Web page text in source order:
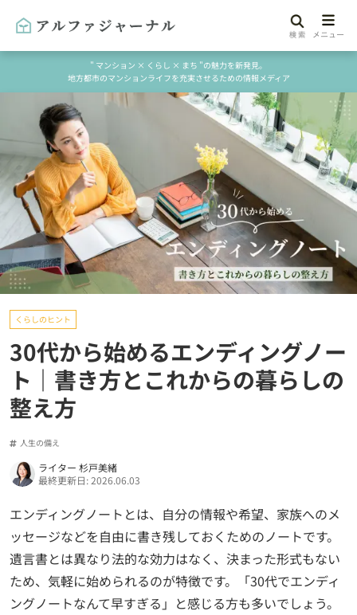
" マンション × くらし × まち "の魅力を新発見。
地方都市のマンションライフを充実させるための情報メディア
くらしのヒント
30代から始めるエンディングノー
ト｜書き方とこれからの暮らしの
整え方
人生の備え
ライター 杉戸美緒
最終更新日: 2026.06.03
エンディングノートとは、自分の情報や希望、家族へのメ
ッセージなどを自由に書き残しておくためのノートです。
遺言書とは異なり法的な効力はなく、決まった形式もない
ため、気軽に始められるのが特徴です。「30代でエンディ
ングノートなんて早すぎる」と感じる方も多いでしょう。